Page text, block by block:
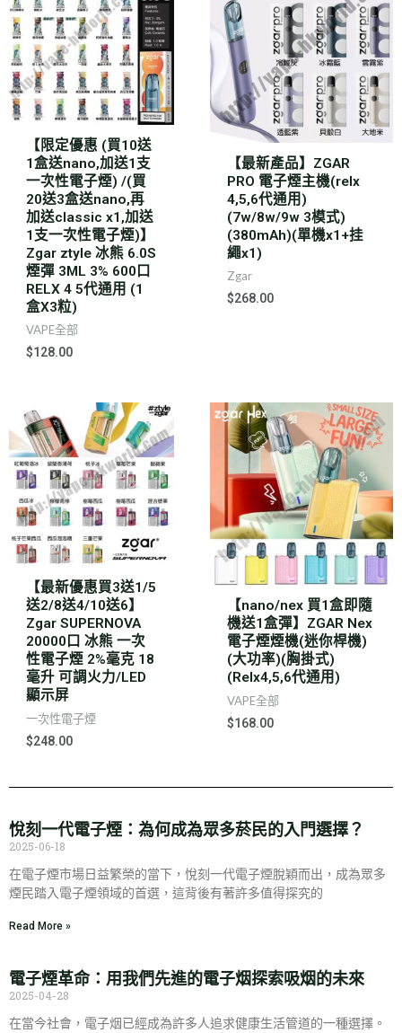
【限定優惠 (買10送
1盒送nano,加送1支
一次性電子煙) /(買
20送3盒送nano,再
加送classic x1,加送
1支一次性電子煙)】
Zgar ztyle 冰熊 6.0S
煙彈 3ML 3% 600口
RELX 4 5代通用 (1
盒X3粒)
VAPE全部
$128.00
【最新產品】ZGAR
PRO 電子煙主機(relx
4,5,6代通用)
(7w/8w/9w 3模式)
(380mAh)(單機x1+挂
繩x1)
Zgar
$268.00
【最新優惠買3送1/5
送2/8送4/10送6】
Zgar SUPERNOVA
20000口 冰熊 一次
性電子煙 2%毫克 18
毫升 可調火力/LED
顯示屏
一次性電子煙
$248.00
【nano/nex 買1盒即隨
機送1盒彈】ZGAR Nex
電子煙煙機(迷你桿機)
(大功率)(胸掛式)
(Relx4,5,6代通用)
VAPE全部
$168.00
悅刻一代電子煙：為何成為眾多菸民的入門選擇？
2025-06-18
在電子煙市場日益繁榮的當下，悅刻一代電子煙脫穎而出，成為眾多
煙民踏入電子煙領域的首選，這背後有著許多值得探究的
Read More »
電子煙革命：用我們先進的電子烟探索吸烟的未來
2025-04-28
在當今社會，電子烟已經成為許多人追求健康生活管道的一種選擇。